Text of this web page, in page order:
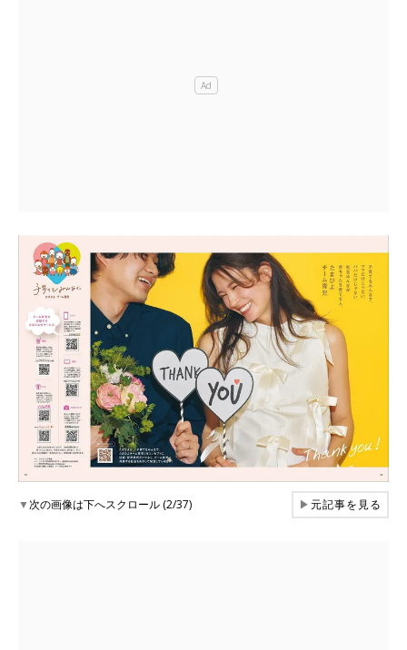
▼次の画像は下へスクロール (2/37) ▶元記事を見る